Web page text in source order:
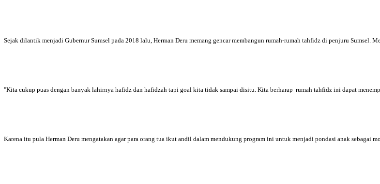
Sejak dilantik menjadi Gubernur Sumsel pada 2018 lalu, Herman Deru memang gencar membangun rumah-rumah tahfidz di penjuru Sumsel.
"Kita cukup puas dengan banyak lahirnya hafidz dan hafidzah tapi goal kita tidak sampai disitu. Kita berharap rumah tahfidz ini dapat
Karena itu pula Herman Deru mengatakan agar para orang tua ikut andil dalam mendukung program ini untuk menjadi pondasi anak sebagai